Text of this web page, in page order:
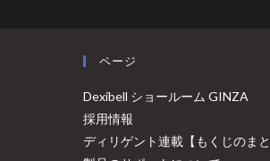
ページ
Dexibell ショールーム GINZA
採用情報
ディリゲント連載【もくじのまと